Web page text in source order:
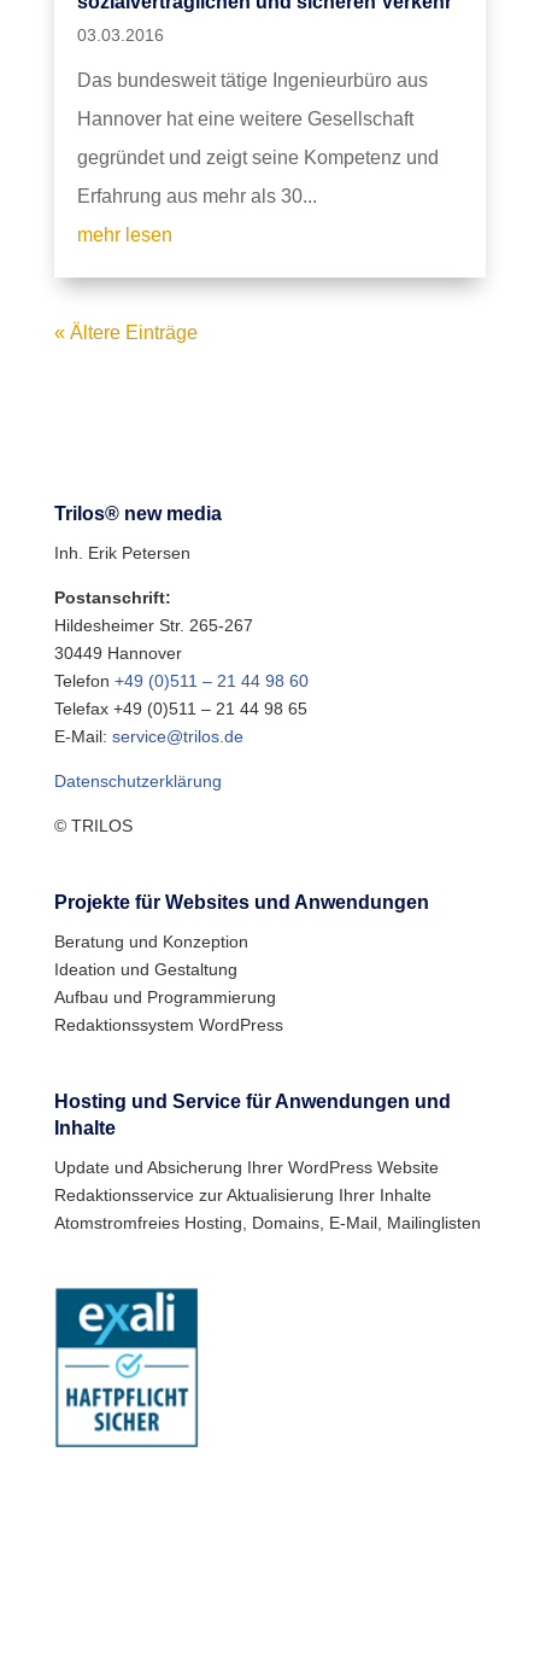
03.03.2016
Das bundesweit tätige Ingenieurbüro aus
Hannover hat eine weitere Gesellschaft
gegründet und zeigt seine Kompetenz und
Erfahrung aus mehr als 30...
mehr lesen
« Ältere Einträge
Trilos® new media
Inh. Erik Petersen
Postanschrift:
Hildesheimer Str. 265-267
30449 Hannover
Telefon +49 (0)511 – 21 44 98 60
Telefax +49 (0)511 – 21 44 98 65
E-Mail: service@trilos.de
Datenschutzerklärung
© TRILOS
Projekte für Websites und Anwendungen
Beratung und Konzeption
Ideation und Gestaltung
Aufbau und Programmierung
Redaktionssystem WordPress
Hosting und Service für Anwendungen und
Inhalte
Update und Absicherung Ihrer WordPress Website
Redaktionsservice zur Aktualisierung Ihrer Inhalte
Atomstromfreies Hosting, Domains, E-Mail, Mailinglisten